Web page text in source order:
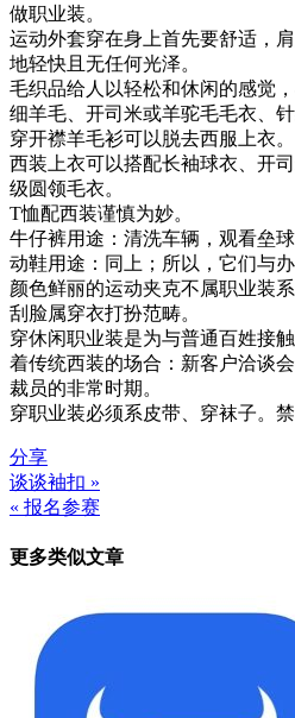
做职业装。
运动外套穿在身上首先要舒适，
地轻快且无任何光泽。
毛织品给人以轻松和休闲的感觉
细羊毛、开司米或羊驼毛毛衣、
穿开襟羊毛衫可以脱去西服上衣。
西装上衣可以搭配长袖球衣、开
级圆领毛衣。
T恤配西装谨慎为妙。
牛仔裤用途：清洗车辆，观看垒
动鞋用途：同上；所以，它们与办
颜色鲜丽的运动夹克不属职业装系
刮脸属穿衣打扮范畴。
穿休闲职业装是为与普通百姓接触
着传统西装的场合：新客户洽谈
裁员的非常时期。
穿职业装必须系皮带、穿袜子。
分享
文
章
导
谈谈袖扣 »
« 报名参赛
更多类似文章